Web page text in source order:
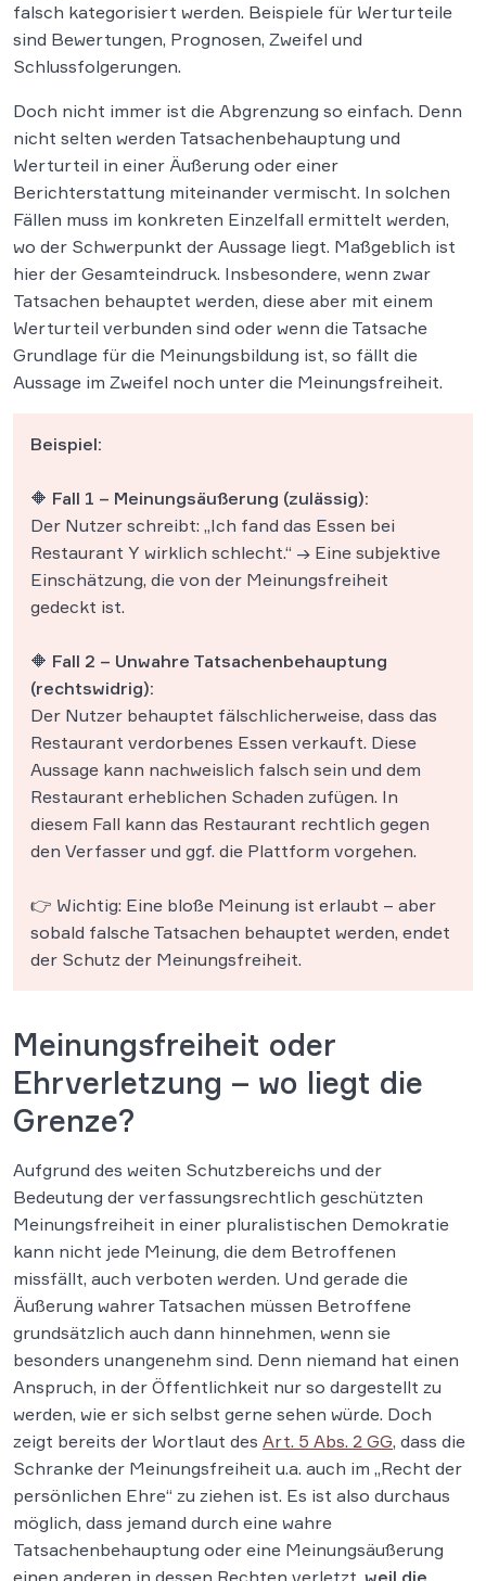
falsch kategorisiert werden. Beispiele für Werturteile
sind Bewertungen, Prognosen, Zweifel und
Schlussfolgerungen.
Doch nicht immer ist die Abgrenzung so einfach. Denn
nicht selten werden Tatsachenbehauptung und
Werturteil in einer Äußerung oder einer
Berichterstattung miteinander vermischt. In solchen
Fällen muss im konkreten Einzelfall ermittelt werden,
wo der Schwerpunkt der Aussage liegt. Maßgeblich ist
hier der Gesamteindruck. Insbesondere, wenn zwar
Tatsachen behauptet werden, diese aber mit einem
Werturteil verbunden sind oder wenn die Tatsache
Grundlage für die Meinungsbildung ist, so fällt die
Aussage im Zweifel noch unter die Meinungsfreiheit.
Beispiel:
🔶 Fall 1 – Meinungsäußerung (zulässig):
Der Nutzer schreibt: „Ich fand das Essen bei
Restaurant Y wirklich schlecht.“ → Eine subjektive
Einschätzung, die von der Meinungsfreiheit
gedeckt ist.
🔶 Fall 2 – Unwahre Tatsachenbehauptung
(rechtswidrig):
Der Nutzer behauptet fälschlicherweise, dass das
Restaurant verdorbenes Essen verkauft. Diese
Aussage kann nachweislich falsch sein und dem
Restaurant erheblichen Schaden zufügen. In
diesem Fall kann das Restaurant rechtlich gegen
den Verfasser und ggf. die Plattform vorgehen.
👉 Wichtig: Eine bloße Meinung ist erlaubt – aber
sobald falsche Tatsachen behauptet werden, endet
der Schutz der Meinungsfreiheit.
Meinungsfreiheit oder
Ehrverletzung – wo liegt die
Grenze?
Aufgrund des weiten Schutzbereichs und der
Bedeutung der verfassungsrechtlich geschützten
Meinungsfreiheit in einer pluralistischen Demokratie
kann nicht jede Meinung, die dem Betroffenen
missfällt, auch verboten werden. Und gerade die
Äußerung wahrer Tatsachen müssen Betroffene
grundsätzlich auch dann hinnehmen, wenn sie
besonders unangenehm sind. Denn niemand hat einen
Anspruch, in der Öffentlichkeit nur so dargestellt zu
werden, wie er sich selbst gerne sehen würde. Doch
zeigt bereits der Wortlaut des Art. 5 Abs. 2 GG, dass die
Schranke der Meinungsfreiheit u.a. auch im „Recht der
persönlichen Ehre“ zu ziehen ist. Es ist also durchaus
möglich, dass jemand durch eine wahre
Tatsachenbehauptung oder eine Meinungsäußerung